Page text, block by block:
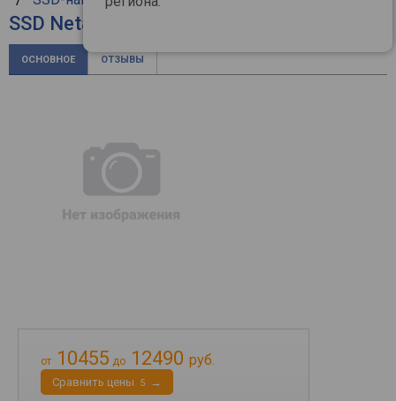
SSD Netac SA500 NT01SA500-1T0-S3X
ОСНОВНОЕ ОТЗЫВЫ
от 10455 до 12490 руб.
Cравнить цены 5 →